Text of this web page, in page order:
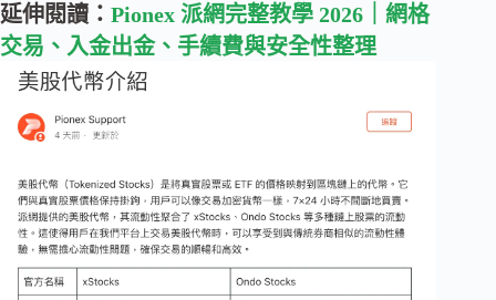
延伸閱讀： Pionex 派網完整教學 2026｜網格
交易、入金出金、手續費與安全性整理